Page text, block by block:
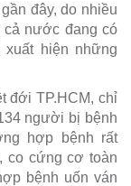
đây, do nhiều
cả nước đang có
hiện những
đới TP.HCM, chỉ
người bị bệnh
hợp bệnh rất
co cứng cơ toàn
bệnh uốn ván